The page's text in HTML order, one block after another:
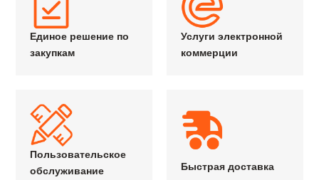
Единое решение по
закупкам
Услуги электронной
коммерции
Пользовательское
обслуживание
Быстрая доставка